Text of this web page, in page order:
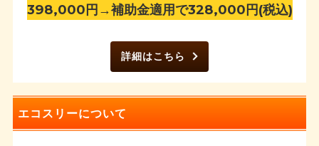
398,000円→補助金適用で328,000円(税込)
詳細はこちら
エコスリーについて